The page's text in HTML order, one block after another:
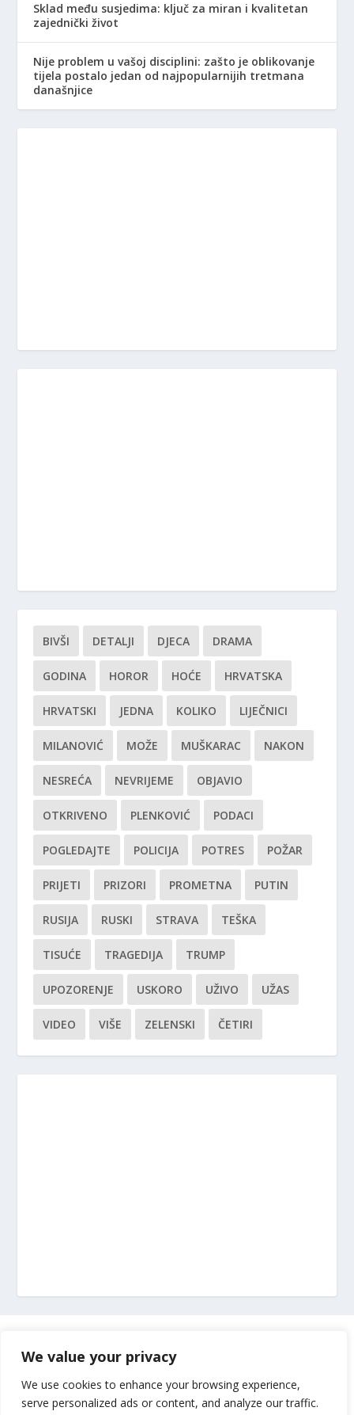
We value your privacy
We use cookies to enhance your browsing experience,
serve personalized ads or content, and analyze our traffic.
Sklad među susjedima: ključ za miran i kvalitetan
zajednički život
Nije problem u vašoj disciplini: zašto je oblikovanje
tijela postalo jedan od najpopularnijih tretmana
današnjice
BIVŠI DETALJI DJECA DRAMA
GODINA HOROR HOĆE HRVATSKA
HRVATSKI JEDNA KOLIKO LIJEČNICI
MILANOVIĆ MOŽE MUŠKARAC NAKON
NESREĆA NEVRIJEME OBJAVIO
OTKRIVENO PLENKOVIĆ PODACI
POGLEDAJTE POLICIJA POTRES POŽAR
PRIJETI PRIZORI PROMETNA PUTIN
RUSIJA RUSKI STRAVA TEŠKA
TISUĆE TRAGEDIJA TRUMP
UPOZORENJE USKORO UŽIVO UŽAS
VIDEO VIŠE ZELENSKI ČETIRI
Impressum